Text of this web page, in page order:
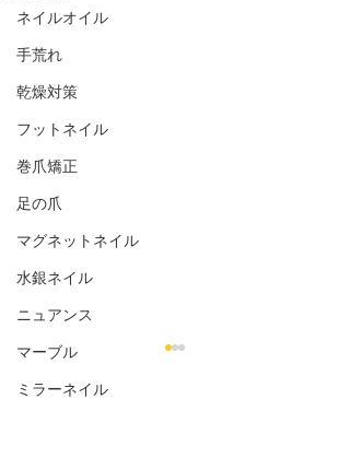
ネイルオイル
手荒れ
乾燥対策
フットネイル
巻爪矯正
足の爪
マグネットネイル
水銀ネイル
ニュアンス
マーブル
ミラーネイル